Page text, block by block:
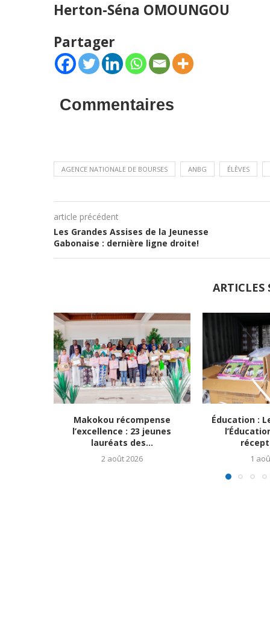
Herton-Séna OMOUNGOU
Partager
Commentaires
AGENCE NATIONALE DE BOURSES ANBG ÉLÈVES
article précédent
Les Grandes Assises de la Jeunesse
Gabonaise : dernière ligne droite!
ARTICLES
Makokou récompense
l’excellence : 23 jeunes
lauréats des...
2 août 2026
Éducation :
1